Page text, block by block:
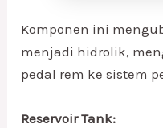
Komponen ini
menjadi hidrolik,
pedal rem ke sistem
Reservoir Tank: